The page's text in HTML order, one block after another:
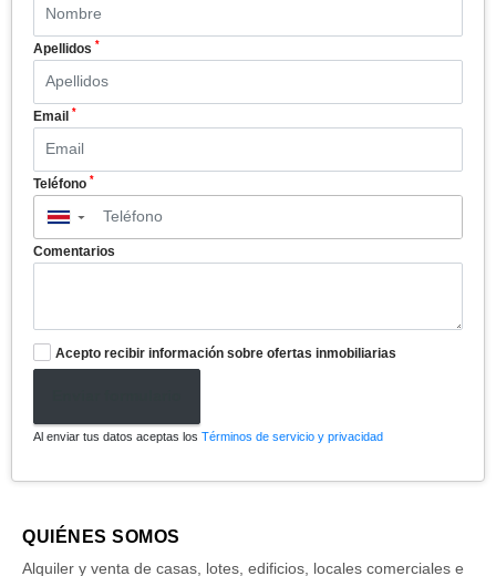
Apellidos *
Email *
Teléfono *
▼
Comentarios
Acepto recibir información sobre ofertas inmobiliarias
Al enviar tus datos aceptas los Términos de servicio y privacidad
QUIÉNES SOMOS
Alquiler y venta de casas, lotes, edificios, locales comerciales e